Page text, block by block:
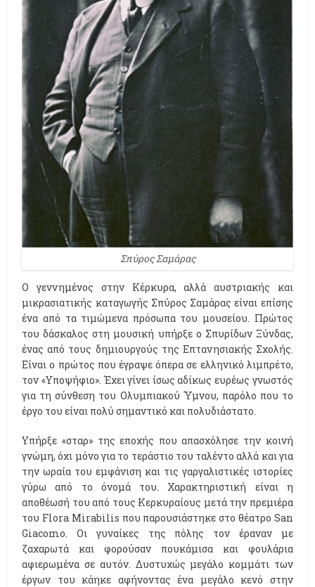
Σπύρος Σαμάρας
Ο γεννημένος στην Κέρκυρα, αλλά αυστριακής και
μικρασιατικής καταγωγής Σπύρος Σαμάρας είναι επίσης
ένα από τα τιμώμενα πρόσωπα του μουσείου. Πρώτος
του δάσκαλος στη μουσική υπήρξε ο Σπυρίδων Ξύνδας,
ένας από τους δημιουργούς της Επτανησιακής Σχολής.
Είναι ο πρώτος που έγραψε όπερα σε ελληνικό λιμπρέτο,
τον «Υποψήφιο». Έχει γίνει ίσως αδίκως ευρέως γνωστός
για τη σύνθεση του Ολυμπιακού Ύμνου, παρόλο που το
έργο του είναι πολύ σημαντικό και πολυδιάστατο.
Υπήρξε «σταρ» της εποχής που απασχόλησε την κοινή
γνώμη, όχι μόνο για το τεράστιο του ταλέντο αλλά και για
την ωραία του εμφάνιση και τις γαργαλιστικές ιστορίες
γύρω από το όνομά του. Χαρακτηριστική είναι η
αποθέωσή του από τους Κερκυραίους μετά την πρεμιέρα
του Flora Mirabilis που παρουσιάστηκε στο θέατρο San
Giacomo. Οι γυναίκες της πόλης τον έραναν με
ζαχαρωτά και φορούσαν πουκάμισα και φουλάρια
αφιερωμένα σε αυτόν. Δυστυχώς μεγάλο κομμάτι των
έργων του κάηκε αφήνοντας ένα μεγάλο κενό στην